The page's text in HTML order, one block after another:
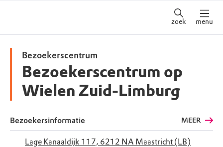
zoek menu
Bezoekerscentrum
Bezoekerscentrum op
Wielen Zuid-Limburg
Bezoekersinformatie MEER
Lage Kanaaldijk 117, 6212 NA Maastricht (LB)